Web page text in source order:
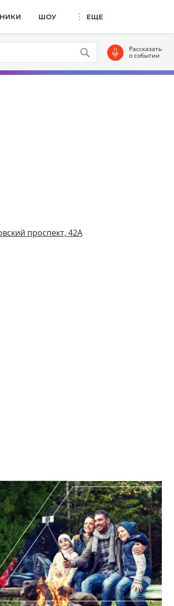
ШОУ ЕЩЕ
Рассказать
о событии
проспект, 42А